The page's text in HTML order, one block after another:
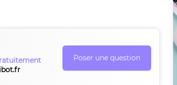
Poser une question